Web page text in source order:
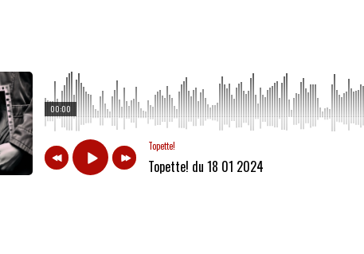
00:00
Topette!
Topette! du 18 01 2024